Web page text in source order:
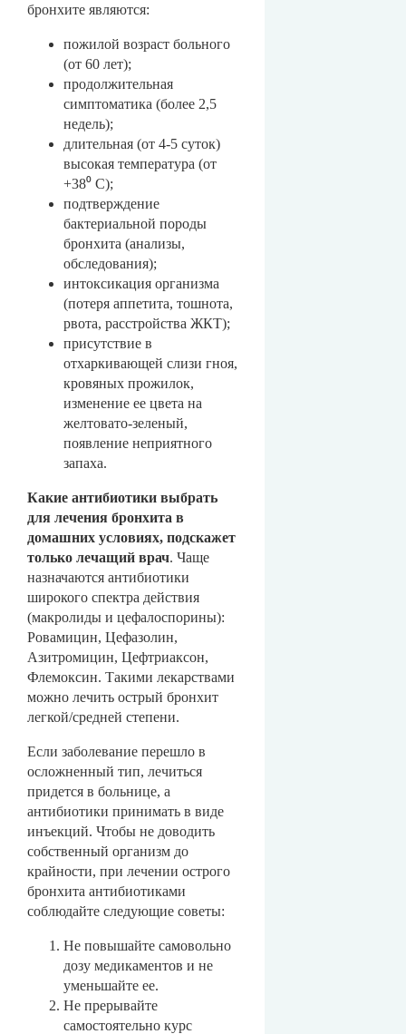
бронхите являются:
пожилой возраст больного
(от 60 лет);
продолжительная
симптоматика (более 2,5
недель);
длительная (от 4-5 суток)
высокая температура (от
+38⁰ С);
подтверждение
бактериальной породы
бронхита (анализы,
обследования);
интоксикация организма
(потеря аппетита, тошнота,
рвота, расстройства ЖКТ);
присутствие в
отхаркивающей слизи гноя,
кровяных прожилок,
изменение ее цвета на
желтовато-зеленый,
появление неприятного
запаха.
Какие антибиотики выбрать
для лечения бронхита в
домашних условиях, подскажет
только лечащий врач. Чаще
назначаются антибиотики
широкого спектра действия
(макролиды и цефалоспорины):
Ровамицин, Цефазолин,
Азитромицин, Цефтриаксон,
Флемоксин. Такими лекарствами
можно лечить острый бронхит
легкой/средней степени.
Если заболевание перешло в
осложненный тип, лечиться
придется в больнице, а
антибиотики принимать в виде
инъекций. Чтобы не доводить
собственный организм до
крайности, при лечении острого
бронхита антибиотиками
соблюдайте следующие советы:
Не повышайте самовольно
дозу медикаментов и не
уменьшайте ее.
Не прерывайте
самостоятельно курс